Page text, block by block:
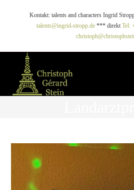
Kontakt: talents and characters Ingrid
talents@ingrid-stropp.de*** direkt Tel: